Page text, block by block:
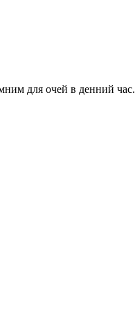
для очей в денний час.